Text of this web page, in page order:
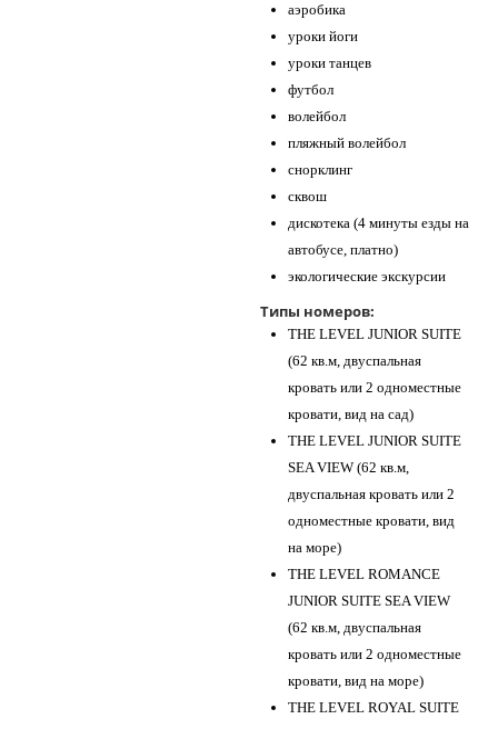
аэробика
уроки йоги
уроки танцев
футбол
волейбол
пляжный волейбол
снорклинг
сквош
дискотека (4 минуты езды на
автобусе, платно)
экологические экскурсии
Типы номеров:
THE LEVEL JUNIOR SUITE
(62 кв.м, двуспальная
кровать или 2 одноместные
кровати, вид на сад)
THE LEVEL JUNIOR SUITE
SEA VIEW (62 кв.м,
двуспальная кровать или 2
одноместные кровати, вид
на море)
THE LEVEL ROMANCE
JUNIOR SUITE SEA VIEW
(62 кв.м, двуспальная
кровать или 2 одноместные
кровати, вид на море)
THE LEVEL ROYAL SUITE